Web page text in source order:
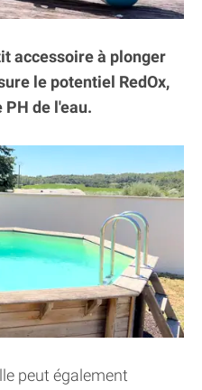
accessoire à plonger
le potentiel RedOx,
de l'eau.
peut également